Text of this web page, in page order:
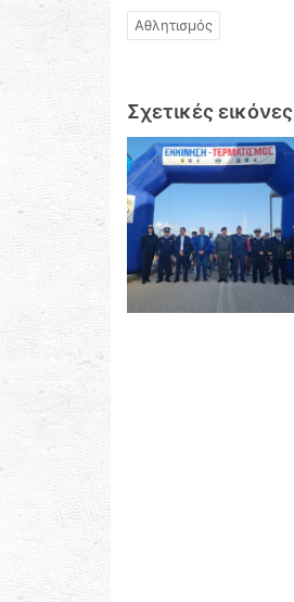
Αθλητισμός
Σχετικές εικόνες